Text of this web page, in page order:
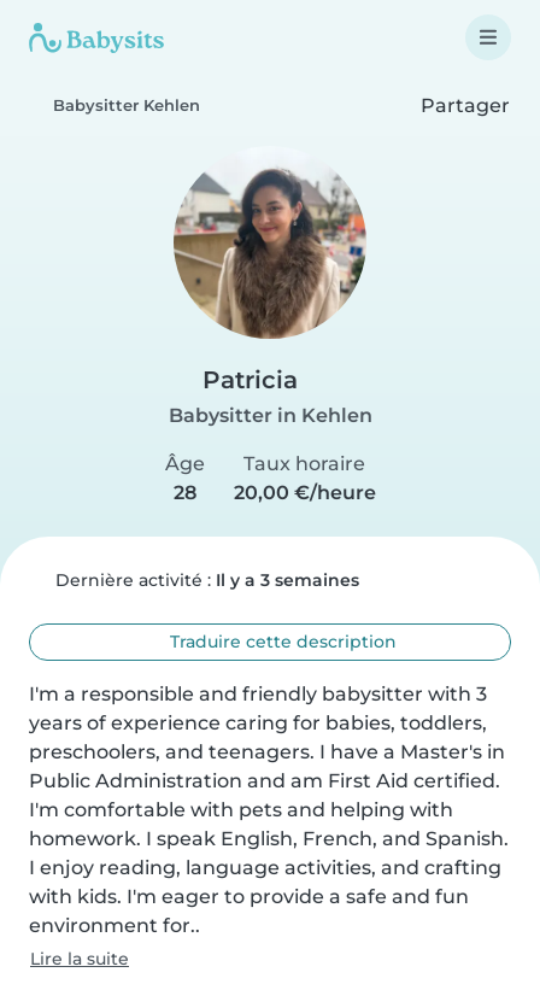
Babysitter Kehlen Partager
Patricia
Babysitter in Kehlen
Âge
28
Taux horaire
20,00 €/heure
Dernière activité : Il y a 3 semaines
Traduire cette description
I'm a responsible and friendly babysitter with 3
years of experience caring for babies, toddlers,
preschoolers, and teenagers. I have a Master's in
Public Administration and am First Aid certified.
I'm comfortable with pets and helping with
homework. I speak English, French, and Spanish.
I enjoy reading, language activities, and crafting
with kids. I'm eager to provide a safe and fun
environment for..
Lire la suite